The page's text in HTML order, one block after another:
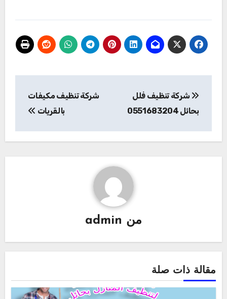
المقالات
شركة تنظيف فلل
بحائل 0551683204
شركة تنظيف مكيفات
بالقريات
من admin
مقالة ذات صلة